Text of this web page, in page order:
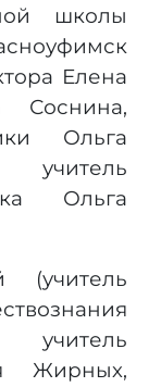
школы
Елена
Ольга
Ольга
Жирных,